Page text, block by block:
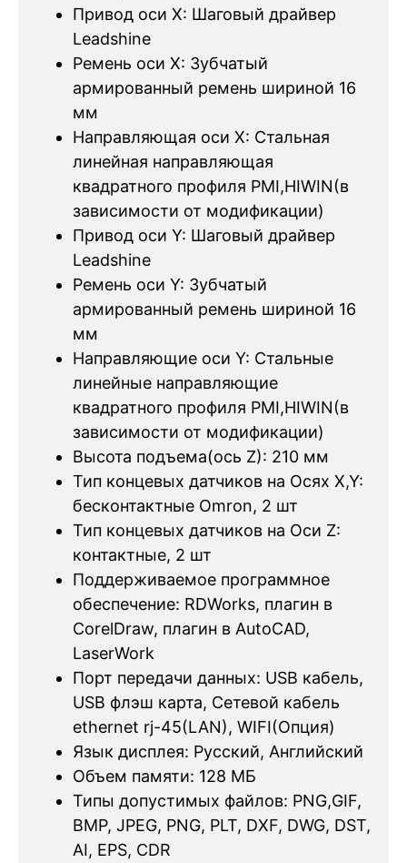
Привод оси X: Шаговый драйвер
Leadshine
Ремень оси X: Зубчатый
армированный ремень шириной 16
мм
Направляющая оси X: Стальная
линейная направляющая
квадратного профиля PMI,HIWIN(в
зависимости от модификации)
Привод оси Y: Шаговый драйвер
Leadshine
Ремень оси Y: Зубчатый
армированный ремень шириной 16
мм
Направляющие оси Y: Стальные
линейные направляющие
квадратного профиля PMI,HIWIN(в
зависимости от модификации)
Высота подъема(ось Z): 210 мм
Тип концевых датчиков на Осях X,Y:
бесконтактные Omron, 2 шт
Тип концевых датчиков на Оси Z:
контактные, 2 шт
Поддерживаемое программное
обеспечение: RDWorks, плагин в
CorelDraw, плагин в AutoCAD,
LaserWork
Порт передачи данных: USB кабель,
USB флэш карта, Сетевой кабель
ethernet rj-45(LAN), WIFI(Опция)
Язык дисплея: Русский, Английский
Объем памяти: 128 МБ
Типы допустимых файлов: PNG,GIF,
BMP, JPEG, PNG, PLT, DXF, DWG, DST,
AI, EPS, CDR